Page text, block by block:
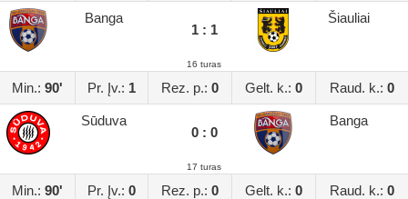
Banga
1 : 1
Šiauliai
16 turas
Min.: 90' Pr. Įv.: 1 Rez. p.: 0 Gelt. k.: 0 Raud. k.: 0
Sūduva
0 : 0
Banga
17 turas
Min.: 90' Pr. Įv.: 0 Rez. p.: 0 Gelt. k.: 0 Raud. k.: 0